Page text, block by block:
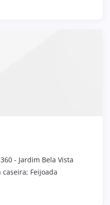
- Jardim Bela Vista
caseira; Feijoada